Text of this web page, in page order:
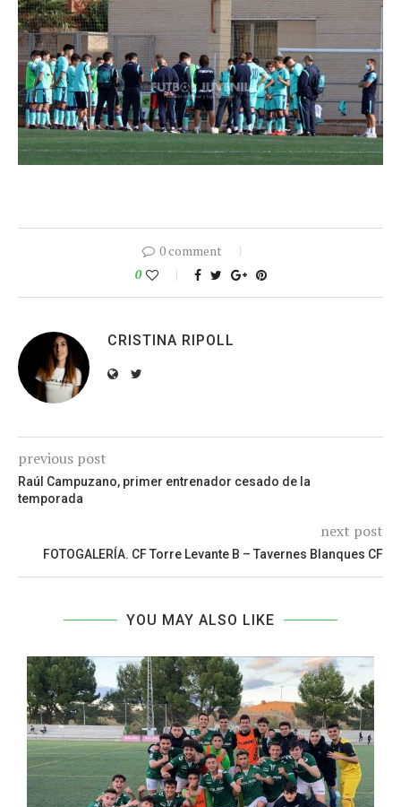
0 comment
0
CRISTINA RIPOLL
previous post
Raúl Campuzano, primer entrenador cesado de la
temporada
next post
FOTOGALERÍA. CF Torre Levante B – Tavernes Blanques CF
YOU MAY ALSO LIKE